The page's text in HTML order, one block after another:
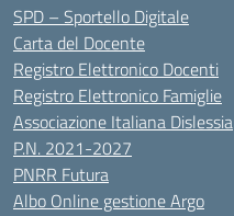
SPD – Sportello Digitale
Carta del Docente
Registro Elettronico Docenti
Registro Elettronico Famiglie
Associazione Italiana Dislessia
P.N. 2021-2027
PNRR Futura
Albo Online gestione Argo